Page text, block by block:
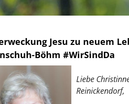
Jesu zu neuem
Böhm #WirSindDa
Liebe
Reinickendorf,